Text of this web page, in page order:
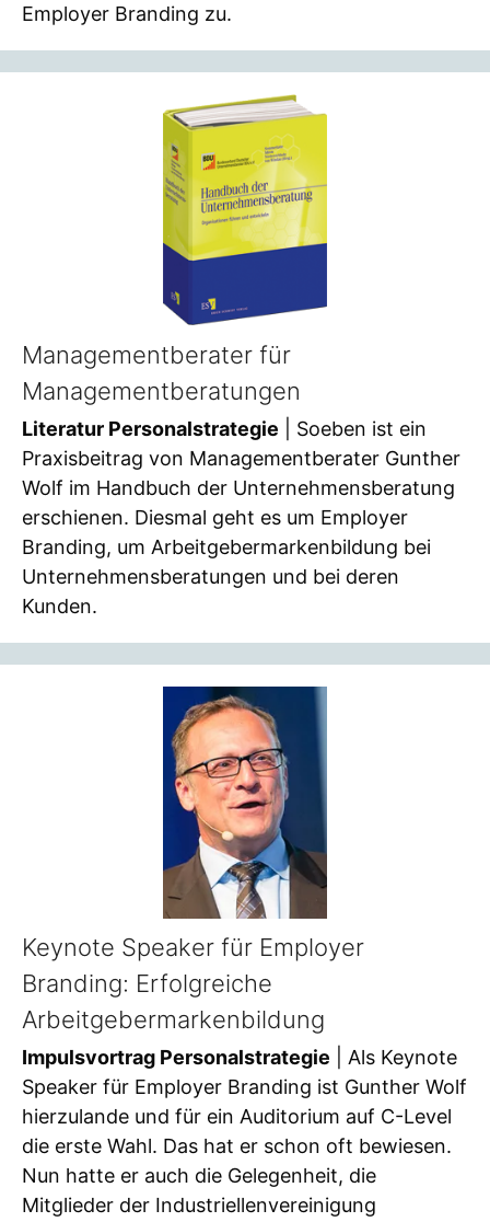
Employer Branding zu.
Managementberater für
Managementberatungen
Literatur Personalstrategie | Soeben ist ein
Praxisbeitrag von Managementberater Gunther
Wolf im Handbuch der Unternehmensberatung
erschienen. Diesmal geht es um Employer
Branding, um Arbeitgebermarkenbildung bei
Unternehmensberatungen und bei deren
Kunden.
Keynote Speaker für Employer
Branding: Erfolgreiche
Arbeitgebermarkenbildung
Impulsvortrag Personalstrategie | Als Keynote
Speaker für Employer Branding ist Gunther Wolf
hierzulande und für ein Auditorium auf C-Level
die erste Wahl. Das hat er schon oft bewiesen.
Nun hatte er auch die Gelegenheit, die
Mitglieder der Industriellenvereinigung